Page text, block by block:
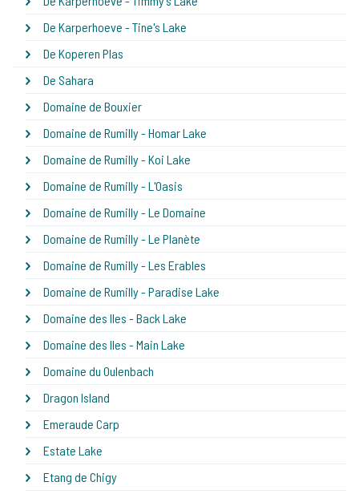
De Karperhoeve - Tine's Lake
De Koperen Plas
De Sahara
Domaine de Bouxier
Domaine de Rumilly - Homar Lake
Domaine de Rumilly - Koi Lake
Domaine de Rumilly - L'Oasis
Domaine de Rumilly - Le Domaine
Domaine de Rumilly - Le Planète
Domaine de Rumilly - Les Erables
Domaine de Rumilly - Paradise Lake
Domaine des Iles - Back Lake
Domaine des Iles - Main Lake
Domaine du Oulenbach
Dragon Island
Emeraude Carp
Estate Lake
Etang de Chigy